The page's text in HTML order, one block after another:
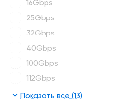
16Gbps
25Gbps
32Gbps
40Gbps
100Gbps
112Gbps
128Gbps
Показать все (13)